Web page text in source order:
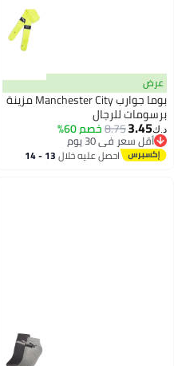
عرض
بوما جوارب Manchester City مزينة
برسومات للرجال
د.ك‏3.45
8.75خصم 60%
أقل سعر في 30 يوم
أقل سعر في 30 يوماحصل عليه خلال 13 - 14